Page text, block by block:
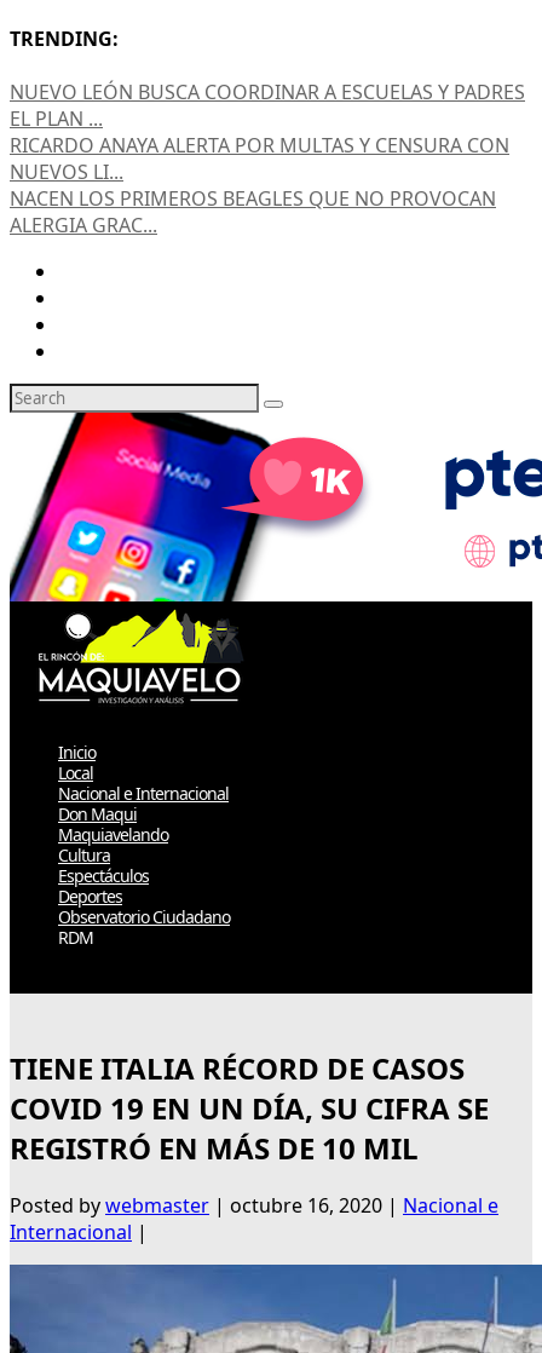
TRENDING:
NUEVO LEÓN BUSCA COORDINAR A ESCUELAS Y PADRES
EL PLAN ...
RICARDO ANAYA ALERTA POR MULTAS Y CENSURA CON
NUEVOS LI...
NACEN LOS PRIMEROS BEAGLES QUE NO PROVOCAN
ALERGIA GRAC...
Inicio
Local
Nacional e Internacional
Don Maqui
Maquiavelando
Cultura
Espectáculos
Deportes
Observatorio Ciudadano
RDM
TIENE ITALIA RÉCORD DE CASOS
COVID 19 EN UN DÍA, SU CIFRA SE
REGISTRÓ EN MÁS DE 10 MIL
Posted bywebmaster | octubre 16, 2020 | Nacional e
Internacional |